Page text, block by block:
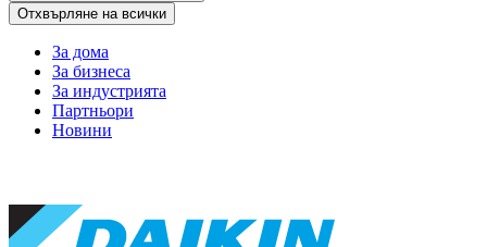
Отхвърляне на всички
За дома
За бизнеса
За индустрията
Партньори
Новини